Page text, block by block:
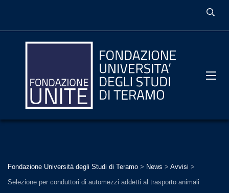
Fondazione Università degli Studi di Teramo > News > Avvisi >
Selezione per conduttori di automezzi addetti al trasporto animali